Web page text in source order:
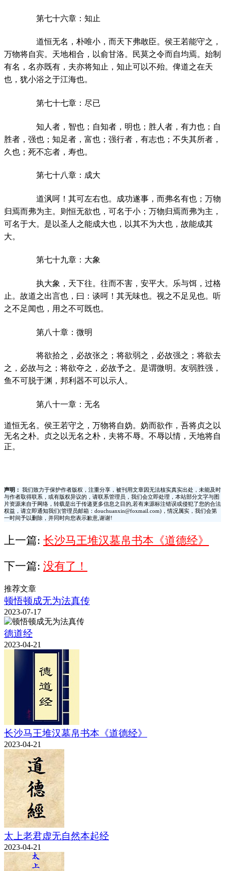
第七十六章：知止
道恒无名，朴唯小，而天下弗敢臣。侯王若能守之，
万物将自宾。天地相合，以俞甘洛。民莫之令而自均焉。始制
有名，名亦既有，夫亦将知止，知止可以不殆。俾道之在天
也，犹小浴之于江海也。
第七十七章：尽已
知人者，智也；自知者，明也；胜人者，有力也；自
胜者，强也；知足者，富也；强行者，有志也；不失其所者，
久也；死不忘者，寿也。
第七十八章：成大
道沨呵！其可左右也。成功遂事，而弗名有也；万物
归焉而弗为主。则恒无欲也，可名于小；万物归焉而弗为主，
可名于大。是以圣人之能成大也，以其不为大也，故能成其
大。
第七十九章：大象
执大象，天下往。往而不害，安平大。乐与饵，过格
止。故道之出言也，曰：谈呵！其无味也。视之不足见也。听
之不足闻也，用之不可既也。
第八十章：微明
将欲拾之，必故张之；将欲弱之，必故强之；将欲去
之，必故与之；将欲夺之，必故予之。是谓微明。友弱胜强，
鱼不可脱于渊，邦利器不可以示人。
第八十一章：无名
道恒无名。侯王若守之，万物将自妫。妫而欲作，吾将贞之以
无名之朴。贞之以无名之朴，夫将不辱。不辱以情，天地将自
正。
声明：
我们致力于保护作者版权，注重分享，被刊用文章因无法核实真实出处，未能及时
与作者取得联系，或有版权异议的，请联系管理员，我们会立即处理，本站部分文字与图
片资源来自于网络，转载是出于传递更多信息之目的,若有来源标注错误或侵犯了您的合法
权益，请立即通知我们(管理员邮箱：douchuanxin@foxmail.com)，情况属实，我们会第
一时间予以删除，并同时向您表示歉意,谢谢!
上一篇: 长沙马王堆汉墓帛书本《道德经》
下一篇: 没有了！
推荐文章
顿悟顿成无为法真传
2023-07-17
德道经
2023-04-21
长沙马王堆汉墓帛书本《道德经》
2023-04-21
太上老君虚无自然本起经
2023-04-21